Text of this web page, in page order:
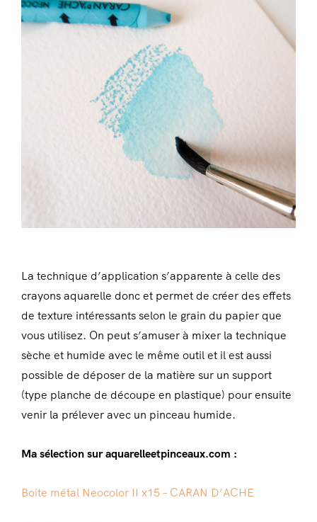
La technique d’application s’apparente à celle des
crayons aquarelle donc et permet de créer des effets
de texture intéressants selon le grain du papier que
vous utilisez. On peut s’amuser à mixer la technique
sèche et humide avec le même outil et il est aussi
possible de déposer de la matière sur un support
(type planche de découpe en plastique) pour ensuite
venir la prélever avec un pinceau humide.
Ma sélection sur aquarelleetpinceaux.com :
Boite métal Neocolor II x15 – CARAN D’ACHE